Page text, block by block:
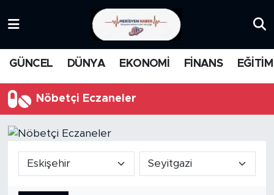
GÜNCEL DÜNYA EKONOMİ FİNANS EĞİTİM
Nöbetçi Eczaneler
MEDYA
FİNANS
Trafik Durumu
Süper Lig Puan Durumu ve Fikstür